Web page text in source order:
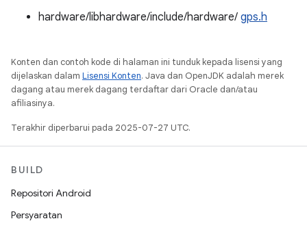
hardware/libhardware/include/hardware/ gps.h
Konten dan contoh kode di halaman ini tunduk kepada lisensi yang
dijelaskan dalam Lisensi Konten. Java dan OpenJDK adalah merek
dagang atau merek dagang terdaftar dari Oracle dan/atau
afiliasinya.
Terakhir diperbarui pada 2025-07-27 UTC.
BUILD
Repositori Android
Persyaratan